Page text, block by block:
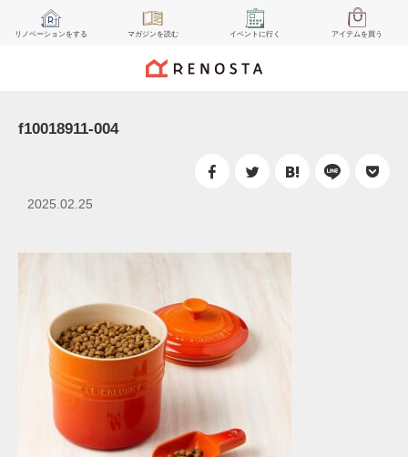
リノベーションをする マガジンを読む イベント に行く アイテムを買う
f10018911-004
2025.02.25